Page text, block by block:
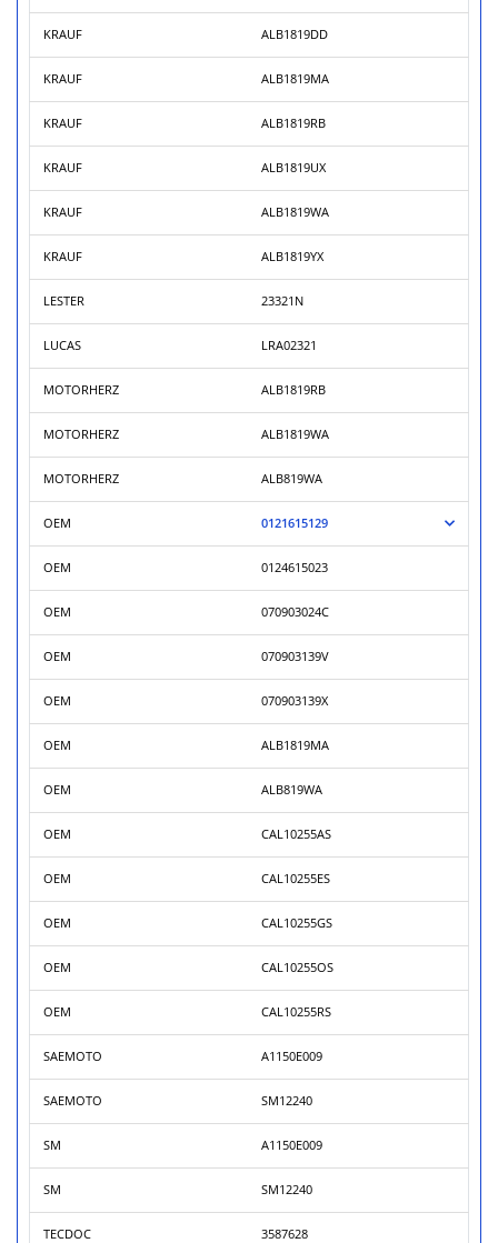
KRAUF ALB1819DD
KRAUF ALB1819MA
KRAUF ALB1819RB
KRAUF ALB1819UX
KRAUF ALB1819WA
KRAUF ALB1819YX
LESTER 23321N
LUCAS LRA02321
MOTORHERZ ALB1819RB
MOTORHERZ ALB1819WA
MOTORHERZ ALB819WA
OEM 0121615129
OEM 0124615023
OEM 070903024C
OEM 070903139V
OEM 070903139X
OEM ALB1819MA
OEM ALB819WA
OEM CAL10255AS
OEM CAL10255ES
OEM CAL10255GS
OEM CAL10255OS
OEM CAL10255RS
SAEMOTO A1150E009
SAEMOTO SM12240
SM A1150E009
SM SM12240
TECDOC 3587628